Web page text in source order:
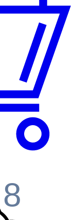
8